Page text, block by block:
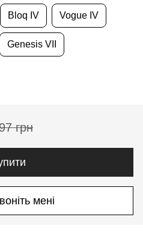
Bloq IV Vogue IV
Genesis VII
грн
мені